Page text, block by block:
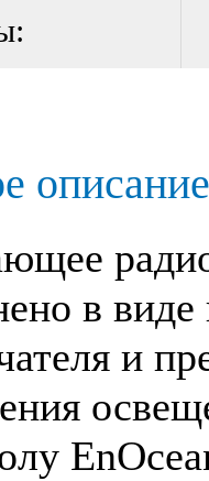
в виде
и